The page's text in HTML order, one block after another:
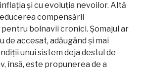
și cu evoluția nevoilor. Altă
compensării
bolnavii cronici. Șomajul ar
de accesat, adăugând și mai
unui sistem deja destul de
însă, este propunerea de a